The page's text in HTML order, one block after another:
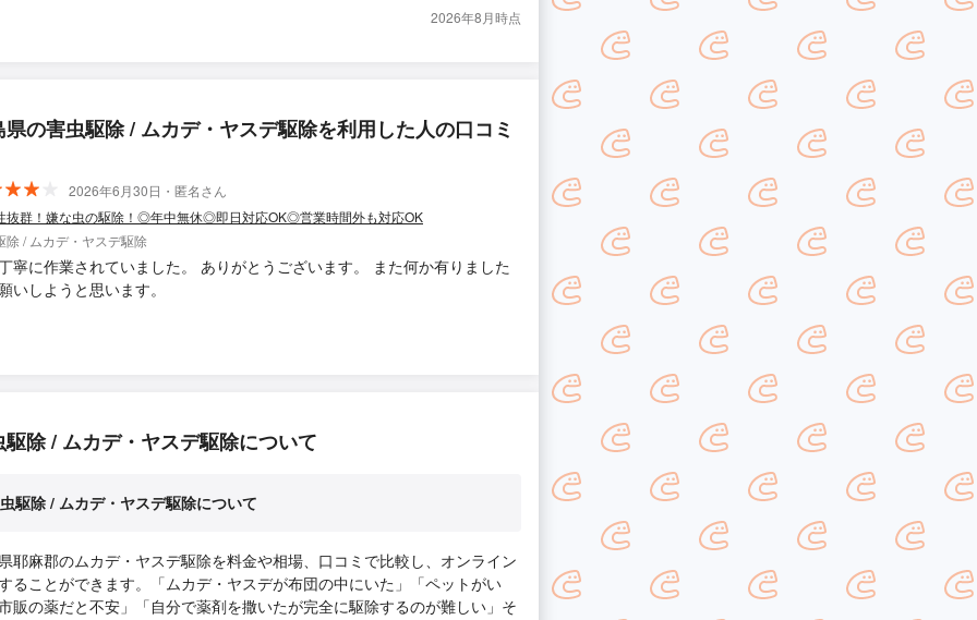
2026年8月時点
県の害虫駆除 / ムカデ・ヤスデ駆除を利用した人の口コミ
2026年6月30日・匿名さん
抜群！嫌な虫の駆除！◎年中無休◎即日対応OK◎営業時間外も対応OK
除 / ムカデ・ヤスデ駆除
寧に作業されていました。 ありがとうございます。 また何か有りました
いしようと思います。
駆除 / ムカデ・ヤスデ駆除について
駆除 / ムカデ・ヤスデ駆除について
耶麻郡のムカデ・ヤスデ駆除を料金や相場、口コミで比較し、オンライン
ることができます。「ムカデ・ヤスデが布団の中にいた」「ペットがい
販の薬だと不安」「自分で薬剤を撒いたが完全に駆除するのが難しい」そ